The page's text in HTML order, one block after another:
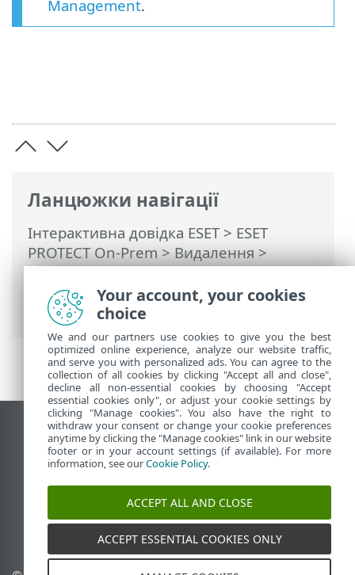
Ланцюжки навігації
Інтерактивна довідка ESET> ESET
PROTECT On-Prem>Видалення>
Linux – Оновлення, повторна
інсталяція або видалення компонентів
ESET PROTECT
Management.
Переглянути повну версію
End of Life
База знань ESET
Форум ESET
ESET Status Portal
Регіональна підтримка
Your account, your cookies
choice
We and our partners use cookies to give you the best
optimized online experience, analyze our website traffic,
and serve you with personalized ads. You can agree to the
collection of all cookies by clicking "Accept all and close",
decline all non-essential cookies by choosing "Accept
essential cookies only", or adjust your cookie settings by
clicking "Manage cookies". You also have the right to
withdraw your consent or change your cookie preferences
anytime by clicking the "Manage cookies" link in our website
footer or in your account settings (if available). For more
information, see ourCookie Policy.
ACCEPT ALL AND CLOSE
ACCEPT ESSENTIAL COOKIES ONLY